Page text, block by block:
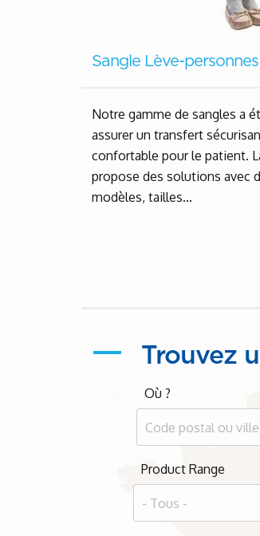
Sangle Lève-
Notre gamme de sangles a
assurer un transfert
confortable pour le patient.
propose des solutions avec
modèles, tailles...
Trouvez
Où ?
Product Range